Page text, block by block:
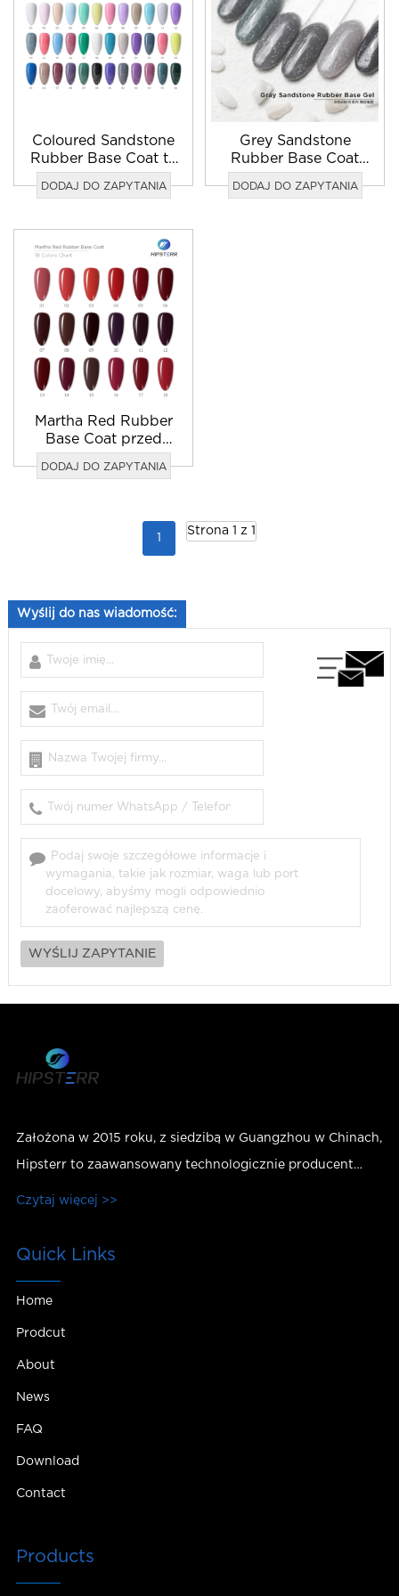
Coloured Sandstone
Rubber Base Coat to
najlepsza baza i
lakier
paznokci
DODAJ DO ZAPYTANIA
Grey Sandstone
Rubber Base Coat
duży podkład
DODAJ DO ZAPYTANIA
Martha Red Rubber
Base Coat przed
lakierem
hybrydowym do
DODAJ DO ZAPYTANIA
1
Strona 1 z 1
Wyślij do nas wiadomość:
Założona w 2015 roku, z siedzibą w Guangzhou w Chinach,
Hipsterr to zaawansowany technologicznie producent
zdobień paznokci, który integruje badania i rozwój,
Czytaj więcej >>
Quick Links
Home
Prodcut
About
News
FAQ
Download
Contact
Products